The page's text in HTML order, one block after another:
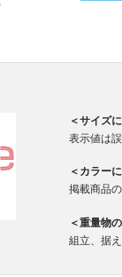
＜サイズ
表示値は
＜カラー
掲載商品
＜重量物
組立、据